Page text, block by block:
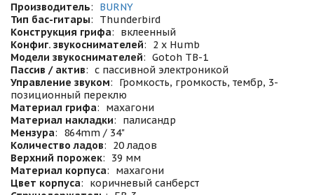
Производитель:
BURNY
Тип бас-гитары:
Thunderbird
Конструкция грифа:
вклеенный
Конфиг. звукоснимателей:
2 x Humb
Модели звукоснимателей: Gotoh TB-1
Пассив / актив: с пассивной электроникой
Управление звуком:
Громкость, громкость, тембр, 3-
позиционный переклю
Материал грифа:
махагони
Материал накладки:
палисандр
Мензура:
864mm / 34"
Количество ладов:
20 ладов
Верхний порожек:
39 мм
Материал корпуса:
махагони
Цвет корпуса:
коричневый санберст